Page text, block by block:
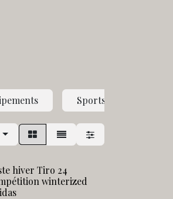
Sports individuels
hiver Tiro 24
winterized